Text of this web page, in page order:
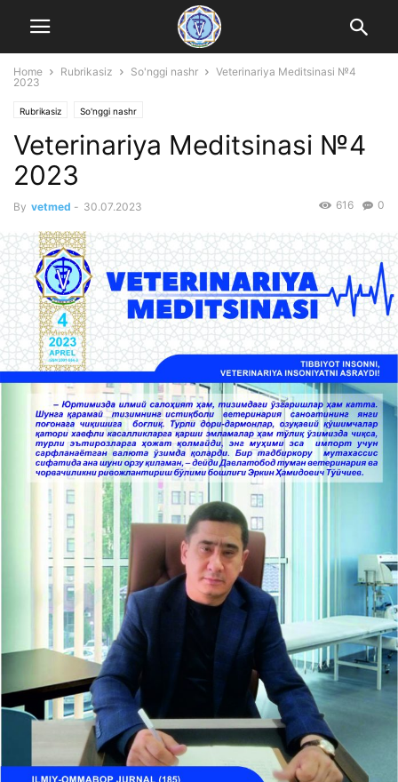
Home Rubrikasiz So'nggi nashr
Veterinariya Meditsinasi №4
2023
Rubrikasiz So'nggi nashr
Veterinariya Meditsinasi №4
2023
By vetmed - 30.07.2023 0
616